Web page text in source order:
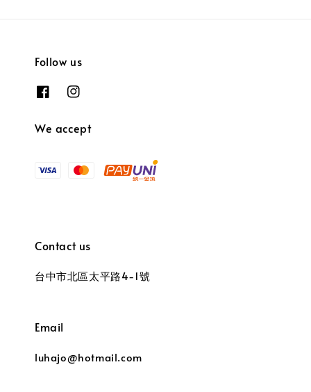
Follow us
We accept
Contact us
台中市北區太平路4-1號
Email
luhajo@hotmail.com